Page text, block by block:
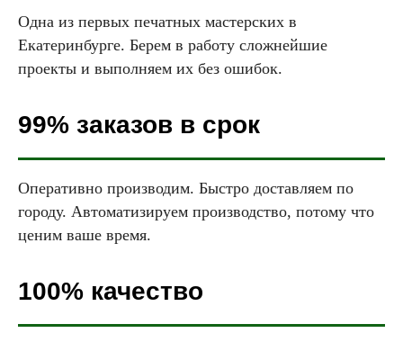
Одна из первых печатных мастерских в
Екатеринбурге. Берем в работу сложнейшие
проекты и выполняем их без ошибок.
99% заказов в срок
Оперативно производим. Быстро доставляем по
городу. Автоматизируем производство, потому что
ценим ваше время.
100% качество